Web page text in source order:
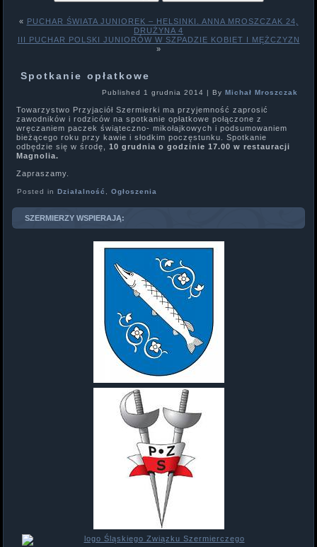
« PUCHAR ŚWIATA JUNIOREK – HELSINKI. ANNA MROSZCZAK 24,
DRUŻYNA 4
III PUCHAR POLSKI JUNIORÓW W SZPADZIE KOBIET I MĘŻCZYZN
»
Spotkanie opłatkowe
Published 1 grudnia 2014 | By Michał Mroszczak
Towarzystwo Przyjaciół Szermierki ma przyjemność zaprosić
zawodników i rodziców na spotkanie opłatkowe połączone z
wręczaniem paczek świąteczno- mikołajkowych i podsumowaniem
bieżącego roku przy kawie i słodkim poczęstunku. Spotkanie
odbędzie się w środę,10 grudnia o godzinie 17.00 w restauracji
Magnolia.
Zapraszamy.
Posted in Działalność ,Ogłoszenia
SZERMIERZY WSPIERAJĄ: